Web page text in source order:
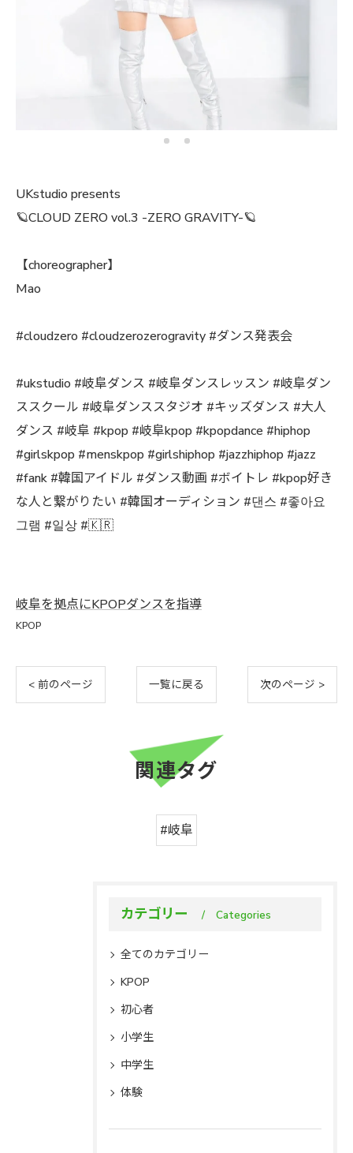
UKstudio presents
🪐CLOUD ZERO vol.3 -ZERO GRAVITY-🪐
【choreographer】
Mao
#cloudzero #cloudzerozerogravity #ダンス発表会
#ukstudio #岐阜ダンス #岐阜ダンスレッスン #岐阜ダン
ススクール #岐阜ダンススタジオ #キッズダンス #大人
ダンス #岐阜 #kpop #岐阜kpop #kpopdance #hiphop
#girlskpop #menskpop #girlshiphop #jazzhiphop #jazz
#fank #韓国アイドル #ダンス動画 #ボイトレ #kpop好き
な人と繋がりたい #韓国オーディション #댄스 #좋아요
그램 #일상 #🇰🇷
岐阜を拠点にKPOPダンスを指導
KPOP
< 前のページ 一覧に戻る 次のページ >
関連タグ
#岐阜
カテゴリー Categories
全てのカテゴリー
KPOP
初心者
小学生
中学生
体験